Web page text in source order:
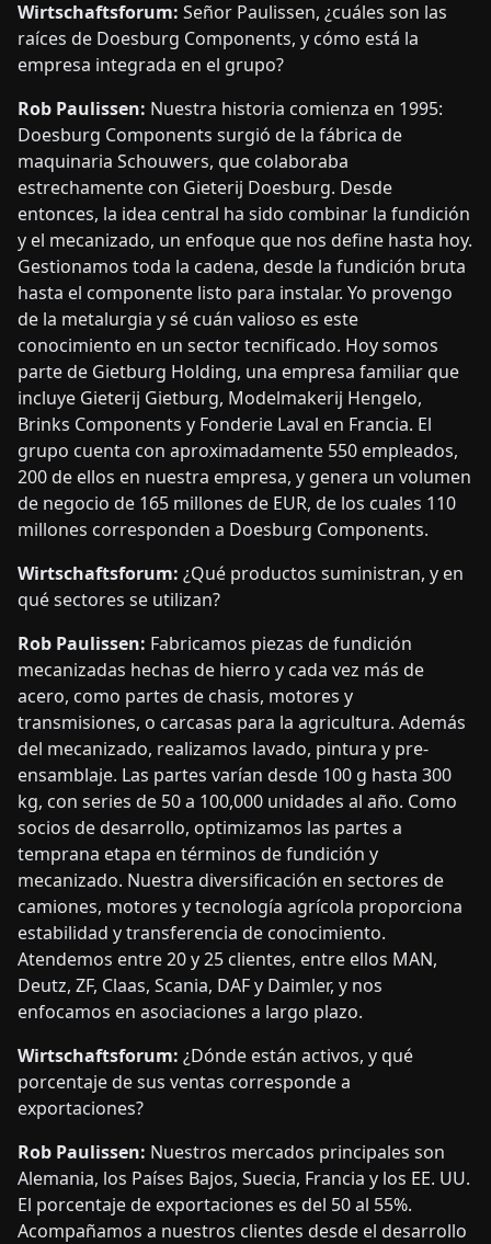
Wirtschaftsforum: Señor Paulissen, ¿cuáles son las
raíces de Doesburg Components, y cómo está la
empresa integrada en el grupo?
Rob Paulissen: Nuestra historia comienza en 1995:
Doesburg Components surgió de la fábrica de
maquinaria Schouwers, que colaboraba
estrechamente con Gieterij Doesburg. Desde
entonces, la idea central ha sido combinar la fundición
y el mecanizado, un enfoque que nos define hasta hoy.
Gestionamos toda la cadena, desde la fundición bruta
hasta el componente listo para instalar. Yo provengo
de la metalurgia y sé cuán valioso es este
conocimiento en un sector tecnificado. Hoy somos
parte de Gietburg Holding, una empresa familiar que
incluye Gieterij Gietburg, Modelmakerij Hengelo,
Brinks Components y Fonderie Laval en Francia. El
grupo cuenta con aproximadamente 550 empleados,
200 de ellos en nuestra empresa, y genera un volumen
de negocio de 165 millones de EUR, de los cuales 110
millones corresponden a Doesburg Components.
Wirtschaftsforum: ¿Qué productos suministran, y en
qué sectores se utilizan?
Rob Paulissen: Fabricamos piezas de fundición
mecanizadas hechas de hierro y cada vez más de
acero, como partes de chasis, motores y
transmisiones, o carcasas para la agricultura. Además
del mecanizado, realizamos lavado, pintura y pre-
ensamblaje. Las partes varían desde 100 g hasta 300
kg, con series de 50 a 100,000 unidades al año. Como
socios de desarrollo, optimizamos las partes a
temprana etapa en términos de fundición y
mecanizado. Nuestra diversificación en sectores de
camiones, motores y tecnología agrícola proporciona
estabilidad y transferencia de conocimiento.
Atendemos entre 20 y 25 clientes, entre ellos MAN,
Deutz, ZF, Claas, Scania, DAF y Daimler, y nos
enfocamos en asociaciones a largo plazo.
Wirtschaftsforum: ¿Dónde están activos, y qué
porcentaje de sus ventas corresponde a
exportaciones?
Rob Paulissen: Nuestros mercados principales son
Alemania, los Países Bajos, Suecia, Francia y los EE. UU.
El porcentaje de exportaciones es del 50 al 55%.
Acompañamos a nuestros clientes desde el desarrollo